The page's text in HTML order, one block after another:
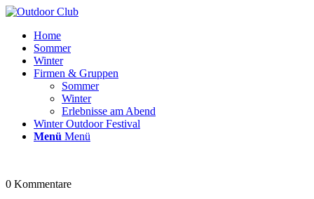
Home
Sommer
Winter
Firmen & Gruppen
Sommer
Winter
Erlebnisse am Abend
Winter Outdoor Festival
Menü Menü
0 Kommentare